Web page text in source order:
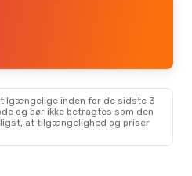
inden for de sidste 3
og bør ikke betragtes som den
at tilgængelighed og priser